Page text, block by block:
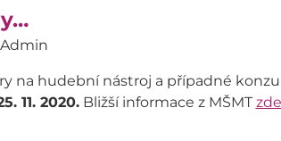
Admin
na hudební nástroj a případné
11. 2020.Bližší informace z MŠMT